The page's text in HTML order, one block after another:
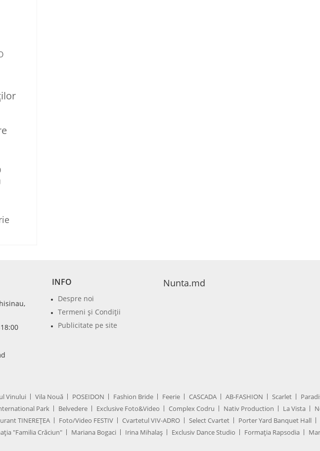
INFO
Despre noi
Termeni şi Condiţii
Publicitate pe site
Nunta.md
Vinului Vila Nouă POSEIDON Fashion Bride Feerie CASCADA AB-FASHION Scarlet
Park Belvedere Exclusive Foto&Video Complex Codru Nativ Production La Vista
TINEREȚEA Foto/Video FESTIV Cvartetul VIV-ADRO Select Cvartet Porter Yard Banquet Hall
"Familia Crăciun" Mariana Bogaci Irina Mihalaș Exclusiv Dance Studio Formația Rapsodia